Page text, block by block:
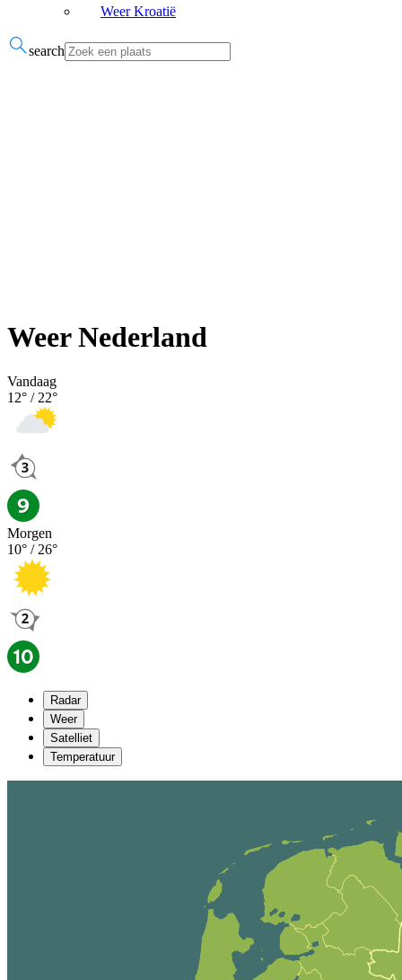
Weer Kroatië
search
Weer Nederland
Vandaag
12° / 22°
Morgen
10° / 26°
Radar
Weer
Satelliet
Temperatuur